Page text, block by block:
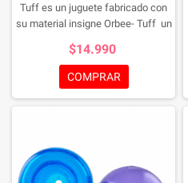
Tuff es un juguete fabricado con
su material insigne Orbee- Tuff un
de mascar, suave y elástico,
infusionados con aceite natural de
menta lo que lo hace mas
atractivo, texturizado, ideal para
hace que sus rebotes sean
impredecibles y divertidos
$14.990
COMPRAR